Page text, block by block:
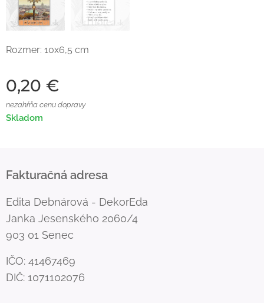
Rozmer: 10x6,5 cm
0,20 €
nezahŕňa cenu dopravy
Skladom
Fakturačná adresa
Edita Debnárová - DekorEda
Janka Jesenského 2060/4
903 01 Senec
IČO: 41467469
DIČ: 1071102076